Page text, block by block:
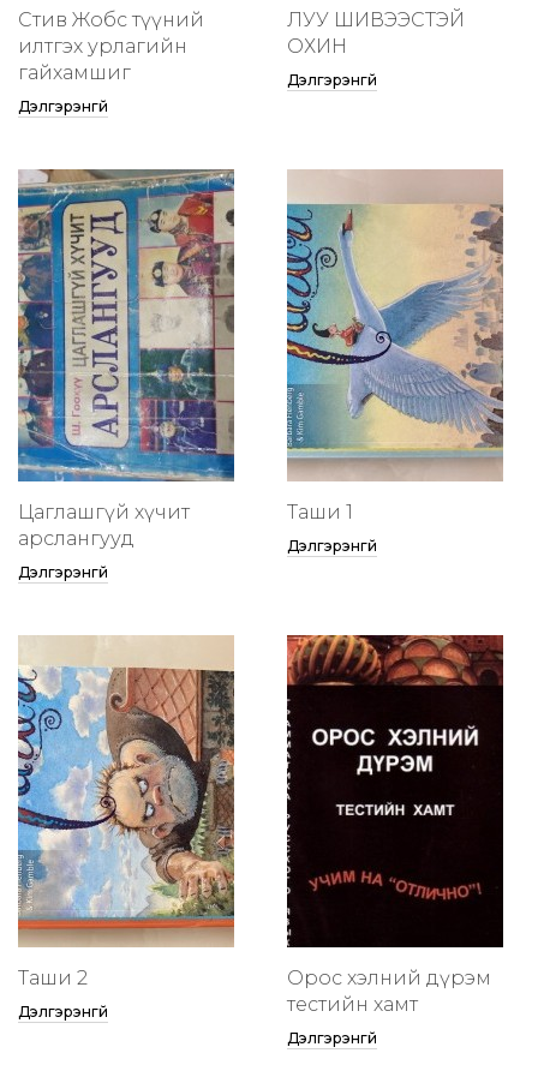
Стив Жобс түүний
илтгэх урлагийн
гайхамшиг
Дэлгэрэнгүй
ЛУУ ШИВЭЭСТЭЙ
ОХИН
Дэлгэрэнгүй
Цаглашгүй хүчит
арслангууд
Дэлгэрэнгүй
Таши 1
Дэлгэрэнгүй
Таши 2
Дэлгэрэнгүй
Орос хэлний дүрэм
тестийн хамт
Дэлгэрэнгүй